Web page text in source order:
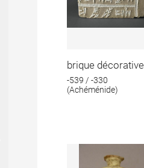
brique décorative
-539 / -330
(Achéménide)